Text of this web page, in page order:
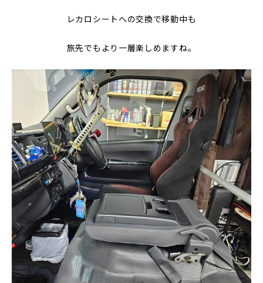
レカロシートへの交換で移動中も
旅先でもより一層楽しめますね。